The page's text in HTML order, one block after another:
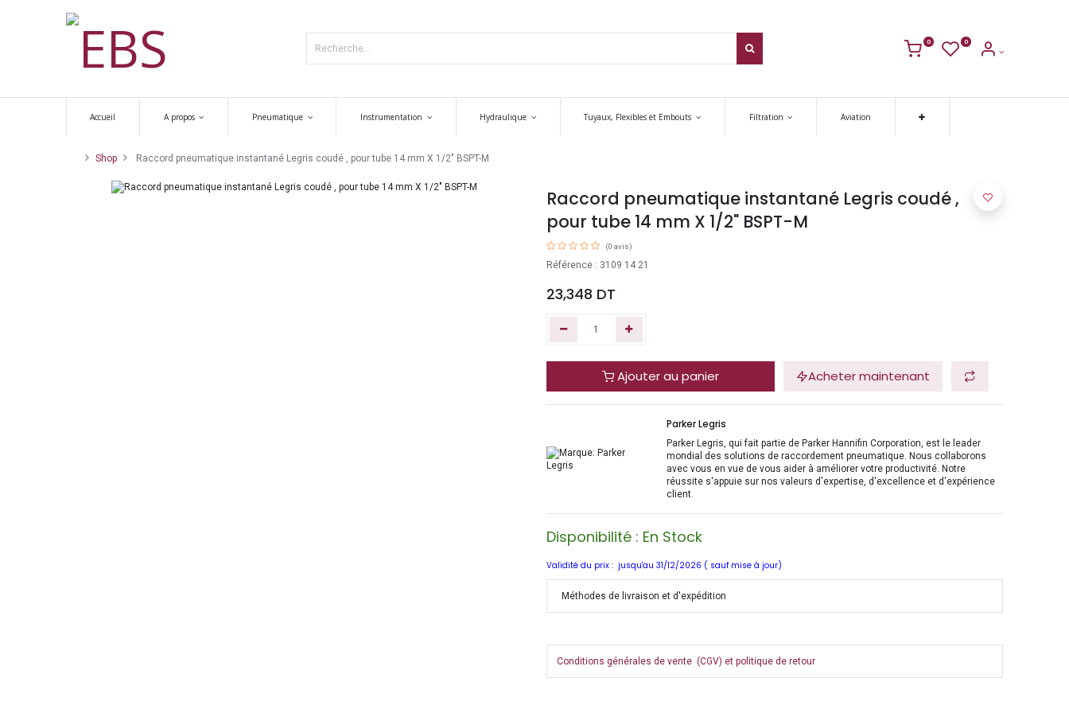
0 0
Accueil A propos Pneumatique Instrumentation Hydraulique Tuyaux, Flexibles et Embouts Filtration Aviation
Shop Raccord pneumatique instantané Legris coudé , pour tube 14 mm X 1/2" BSPT-M
Raccord pneumatique instantané Legris coudé ,
pour tube 14 mm X 1/2" BSPT-M
(0 avis)
Référence : 3109 14 21
23,348 DT
Ajouter au panier Acheter maintenant
Parker Legris
Parker Legris, qui fait partie de Parker Hannifin Corporation, est le leader
mondial des solutions de raccordement pneumatique. Nous collaborons
avec vous en vue de vous aider à améliorer votre productivité. Notre
réussite s'appuie sur nos valeurs d'expertise, d'excellence et d'expérience
client.
Disponibilité : En Stock
Validité du prix : jusqu'au 31/12/2026 ( sauf mise à jour)
Méthodes de livraison et d'expédition
Conditions générales de vente (CGV) et politique de retour